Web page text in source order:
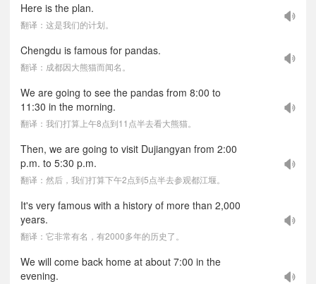
Here is the plan.
翻译：这是我们的计划。
Chengdu is famous for pandas.
翻译：成都因大熊猫而闻名。
We are going to see the pandas from 8:00 to
11:30 in the morning.
翻译：我们打算上午8点到11点半去看大熊猫。
Then, we are going to visit Dujiangyan from 2:00
p.m. to 5:30 p.m.
翻译：然后，我们打算下午2点到5点半去参观都江堰。
It's very famous with a history of more than 2,000
years.
翻译：它非常有名，有2000多年的历史了。
We will come back home at about 7:00 in the
evening.